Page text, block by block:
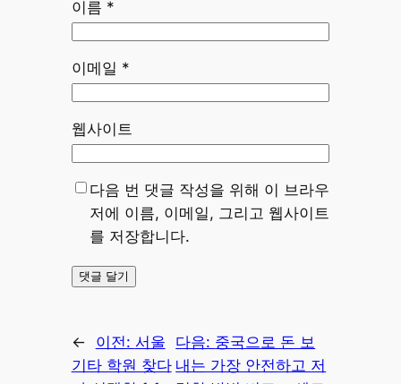
이름 *
이메일 *
웹사이트
다음 번 댓글 작성을 위해 이 브라우
저에 이름, 이메일, 그리고 웹사이트
를 저장합니다.
← 이전: 서울
기타 학원 찾다
다음: 중국으로 돈 보
내는 가장 안전하고 저